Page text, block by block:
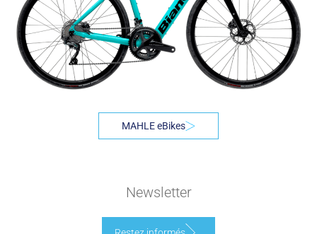
MAHLE eBikes
Newsletter